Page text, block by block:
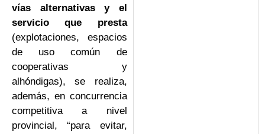
vías alternativas y el
servicio que presta
(explotaciones, espacios
de uso común de
cooperativas y
alhóndigas), se realiza,
además, en concurrencia
competitiva a nivel
provincial, “para evitar,